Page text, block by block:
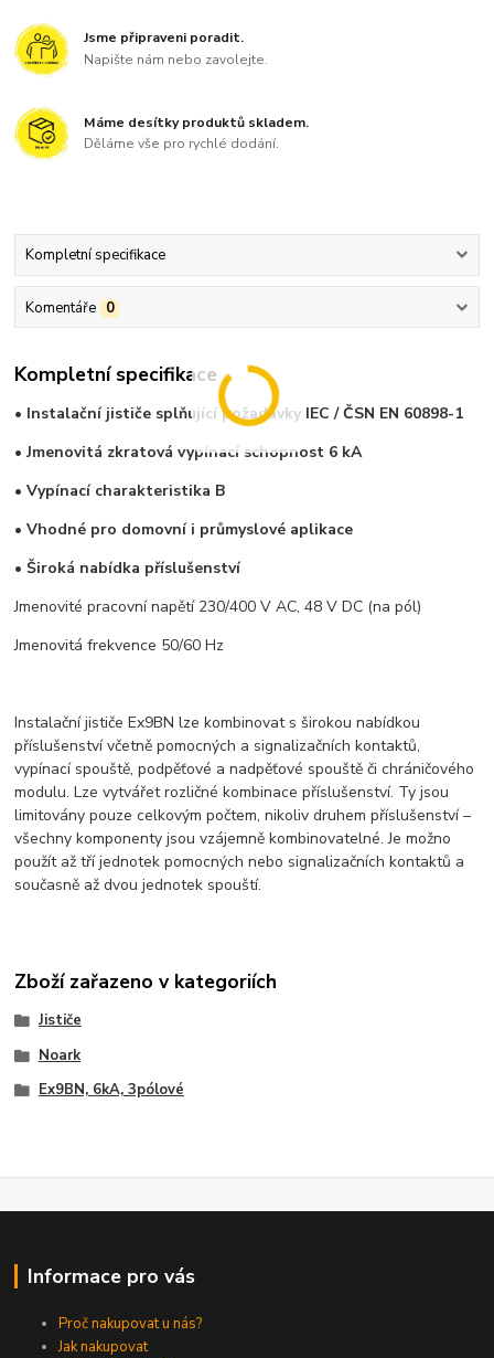
Jsme připraveni poradit.
Napište nám nebo zavolejte.
Máme desítky produktů skladem.
Děláme vše pro rychlé dodání.
Kompletní specifikace
Komentáře 0
Kompletní specifikace
• Instalační jističe splňující požadavky IEC / ČSN EN 60898-1
• Jmenovitá zkratová vypínací schopnost 6 kA
• Vypínací charakteristika B
• Vhodné pro domovní i průmyslové aplikace
• Široká nabídka příslušenství
Jmenovité pracovní napětí 230/400 V AC, 48 V DC (na pól)
Jmenovitá frekvence 50/60 Hz
Instalační jističe Ex9BN lze kombinovat s širokou nabídkou
příslušenství včetně pomocných a signalizačních kontaktů,
vypínací spouště, podpěťové a nadpěťové spouště či chráničového
modulu. Lze vytvářet rozličné kombinace příslušenství. Ty jsou
limitovány pouze celkovým počtem, nikoliv druhem příslušenství –
všechny komponenty jsou vzájemně kombinovatelné. Je možno
použít až tří jednotek pomocných nebo signalizačních kontaktů a
současně až dvou jednotek spouští.
Zboží zařazeno v kategoriích
Jističe
Noark
Ex9BN, 6kA, 3pólové
Informace pro vás
Proč nakupovat u nás?
Jak nakupovat